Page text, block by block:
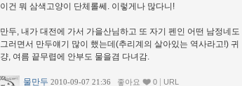
이건 뭐 삼색고양이 단체롤쎄. 이렇게나 많다니!
만두, 내가 대전에 가서 가을산님하고 또 자기 펜인 어떤 남정네도
그러면서 만두얘기 많이 했는데(추리계의 살아있는 역사라고!)
걍, 여름 끝무렵에 안부도 물을겸 다녀감.
물만두 2010-09-07 21:36 좋아요 0 URL